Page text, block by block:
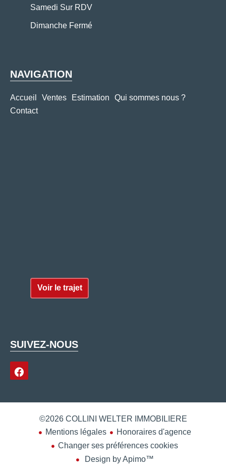
Samedi Sur RDV
Dimanche Fermé
NAVIGATION
Accueil Ventes Estimation
Qui sommes nous ?
Contact
Voir le trajet
SUIVEZ-NOUS
©2026 COLLINI WELTER IMMOBILIERE
Mentions légales
Honoraires d'agence
Changer ses préférences cookies
Design byApimo™